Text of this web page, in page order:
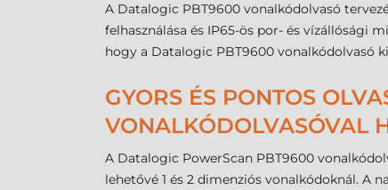
A Datalogic PBT9600 vonalkódolvasó
felhasználása és IP65-ös por- és vízállósági
hogy a Datalogic PBT9600 vonalkódolvasó
GYORS ÉS PONTOS
VONALKÓDOLVASÓVAL
A Datalogic PowerScan PBT9600
lehetővé 1 és 2 dimenziós vonalkódoknál. A